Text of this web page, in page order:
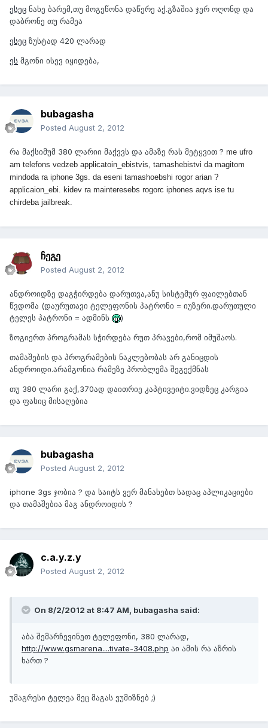
ესეც ნახე ბარემ,თუ მოგეწონა დაწერე აქ.გზაშია ჯერ ოღონდ და
დაბრონე თუ რამეა
ესეც ზუსტად 420 ლარად
ეს მგონი ისევ იყიდება,
bubagasha
Posted August 2, 2012
რა მაქსიმუმ 380 ლარიი მაქვვს და ამაზე რას მეტყვით ? me ufro
am telefons vedzeb applicatoin_ebistvis, tamashebistvi da magitom
mindoda ra iphone 3gs. da eseni tamashoebshi rogor arian ?
applicaion_ebi. kidev ra mainteresebs rogorc iphones aqvs ise tu
chirdeba jailbreak.
ჩეგე
Posted August 2, 2012
ანდროიდზე დაგჭირდება დარუთვა,ანუ სისტემურ ფაილებთან
წვდომა (დაურუთავი ტელეფონის პატრონი = იუზერი.დარუთული
ტელეს პატრონი = ადმინს
)
ზოგიერთ პროგრამას სჭირდება რუთ პრავები,რომ იმუშაოს.
თამაშების და პროგრამების ნაკლებობას არ განიცდის
ანდროიდი.არამგონია რამეზე პრობლემა შეგექმნას
თუ 380 ლარი გაქ,370ად დაითრიე კაპტივეიტი.ვიდზეც კარგია
და ფასიც მისაღებია
bubagasha
Posted August 2, 2012
iphone 3gs ჯობია ? და საიტს ვერ მანახებთ სადაც აპლიკაციები
და თამაშებია მაგ ანდროიდის ?
c.a.y.z.y
Posted August 2, 2012
On 8/2/2012 at 8:47 AM, bubagasha said:
აბა შემარჩევინეთ ტელეფონი, 380 ლარად,
http://www.gsmarena....tivate-3408.php აი ამის რა აზრის
ხართ ?
უმაგრესი ტელეა მეც მაგას ვუმიზნებ ;)